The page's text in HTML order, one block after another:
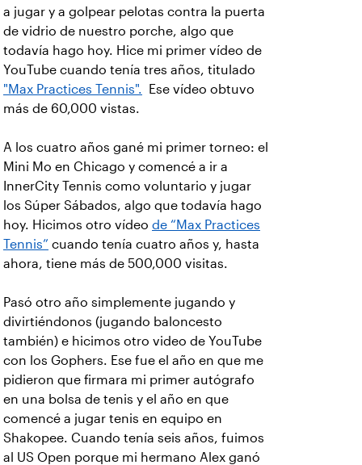
a jugar y a golpear pelotas contra la puerta
de vidrio de nuestro porche, algo que
todavía hago hoy. Hice mi primer vídeo de
YouTube cuando tenía tres años, titulado
"Max Practices Tennis". Ese vídeo obtuvo
más de 60,000 vistas.
A los cuatro años gané mi primer torneo: el
Mini Mo en Chicago y comencé a ir a
InnerCity Tennis como voluntario y jugar
los Súper Sábados, algo que todavía hago
hoy. Hicimos otro vídeo de “Max Practices
Tennis” cuando tenía cuatro años y, hasta
ahora, tiene más de 500,000 visitas.
Pasó otro año simplemente jugando y
divirtiéndonos (jugando baloncesto
también) e hicimos otro video de YouTube
con los Gophers. Ese fue el año en que me
pidieron que firmara mi primer autógrafo
en una bolsa de tenis y el año en que
comencé a jugar tenis en equipo en
Shakopee. Cuando tenía seis años, fuimos
al US Open porque mi hermano Alex ganó